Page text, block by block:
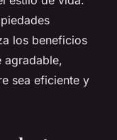
los beneficios
agradable,
sea eficiente y